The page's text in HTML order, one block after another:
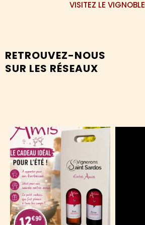
VISITEZ LE VIGNOBLE
RETROUVEZ-NOUS
SUR LES RÉSEAUX